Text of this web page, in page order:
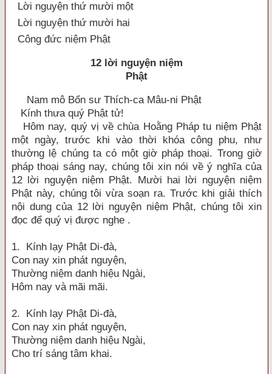
Lời nguyện thứ mười một
Lời nguyện thứ mười hai
Công đức niệm Phật
12 lời nguyện niệm
Phật
Nam mô Bổn sư Thích-ca Mâu-ni Phật
Kính thưa quý Phật tử!
Hôm nay, quý vị về chùa Hoằng Pháp tu niệm Phật
một ngày, trước khi vào thời khóa công phu, như
thường lệ chúng ta có một giờ pháp thoại. Trong giờ
pháp thoại sáng nay, chúng tôi xin nói về ý nghĩa của
12 lời nguyện niệm Phật. Mười hai lời nguyện niệm
Phật này, chúng tôi vừa soạn ra. Trước khi giải thích
nội dung của 12 lời nguyện niệm Phật, chúng tôi xin
đọc để quý vị được nghe .
1. Kính lạy Phật Di-đà,
Con nay xin phát nguyện,
Thường niệm danh hiệu Ngài,
Hôm nay và mãi mãi.
2. Kính lạy Phật Di-đà,
Con nay xin phát nguyện,
Thường niệm danh hiệu Ngài,
Cho trí sáng tâm khai.